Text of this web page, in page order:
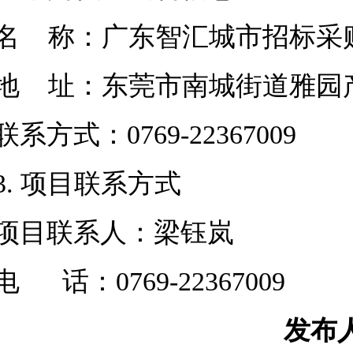
称：广东智汇城市招标采
址：东莞市南城街道雅园
系方式：0769-22367009
项目联系方式
目联系人：梁钰岚
话：0769-22367009
发布